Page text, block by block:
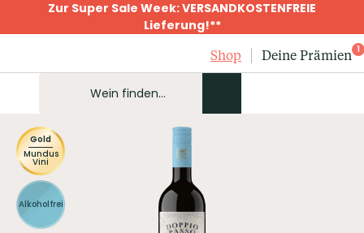
Zur Super Sale Week: VERSANDKOSTENFREIE
Lieferung!**
Shop
Deine Prämien 1
Gold
Mundus
Vini
Alkoholfrei